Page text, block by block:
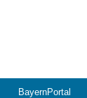
BayernPortal